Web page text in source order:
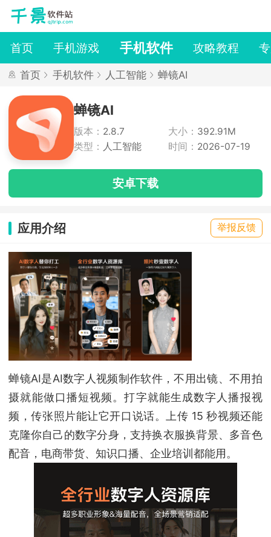
首页 手机游戏 手机软件 攻略教程
首页 手机软件 人工智能 蝉镜AI
蝉镜AI
版本： 2.8.7 大小： 392.91M
类型： 人工智能 时间： 2026-07-19
安卓下载
应用介绍 举报反馈
蝉镜AI是AI数字人视频制作软件，不用出镜、不用拍
摄就能做口播短视频。打字就能生成数字人播报视
频，传张照片能让它开口说话。上传 15 秒视频还能
克隆你自己的数字分身，支持换衣服换背景、多音色
配音，电商带货、知识口播、企业培训都能用。